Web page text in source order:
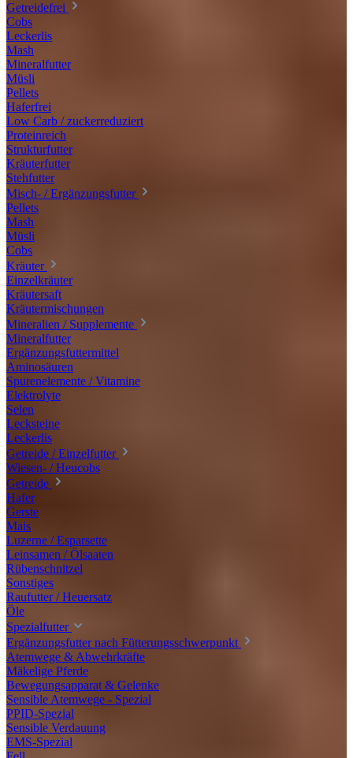
Getreidefrei
Cobs
Leckerlis
Mash
Mineralfutter
Müsli
Pellets
Haferfrei
Low Carb / zuckerreduziert
Proteinreich
Strukturfutter
Kräuterfutter
Stehfutter
Misch- / Ergänzungsfutter
Pellets
Mash
Müsli
Cobs
Kräuter
Einzelkräuter
Kräutersaft
Kräutermischungen
Mineralien / Supplemente
Mineralfutter
Ergänzungsfuttermittel
Aminosäuren
Spurenelemente / Vitamine
Elektrolyte
Selen
Lecksteine
Leckerlis
Getreide / Einzelfutter
Wiesen- / Heucobs
Getreide
Hafer
Gerste
Mais
Luzerne / Esparsette
Leinsamen / Ölsaaten
Rübenschnitzel
Sonstiges
Raufutter / Heuersatz
Öle
Spezialfutter
Ergänzungsfutter nach Fütterungsschwerpunkt
Atemwege & Abwehrkräfte
Mäkelige Pferde
Bewegungsapparat & Gelenke
Sensible Atemwege - Spezial
PPID-Spezial
Sensible Verdauung
EMS-Spezial